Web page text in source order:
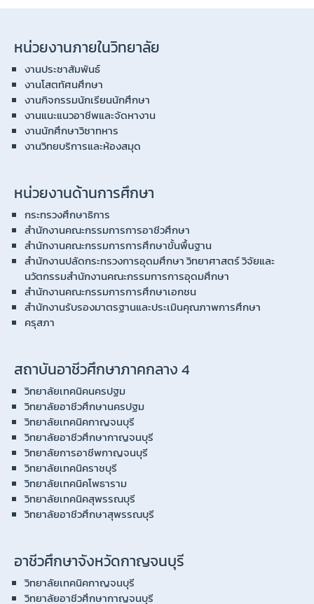
หน่วยงานภายในวิทยาลัย
งานประชาสัมพันธ์
งานโสตทัศนศึกษา
งานกิจกรรมนักเรียนนักศึกษา
งานแนะแนวอาชีพและจัดหางาน
งานนักศึกษาวิชาทหาร
งานวิทยบริการและห้องสมุด
หน่วยงานด้านการศึกษา
กระทรวงศึกษาธิการ
สำนักงานคณะกรรมการการอาชีวศึกษา
สำนักงานคณะกรรมการการศึกษาขั้นพื้นฐาน
สำนักงานปลัดกระทรวงการอุดมศึกษา วิทยาศาสตร์ วิจัยและ
นวัตกรรมสำนักงานคณะกรรมการการอุดมศึกษา
สำนักงานคณะกรรมการการศึกษาเอกชน
สำนักงานรับรองมาตรฐานและประเมินคุณภาพการศึกษา
ครุสภา
สถาบันอาชีวศึกษาภาคกลาง 4
วิทยาลัยเทคนิคนครปฐม
วิทยาลัยอาชีวศึกษานครปฐม
วิทยาลัยเทคนิคกาญจนบุรี
วิทยาลัยอาชีวศึกษากาญจนบุรี
วิทยาลัยการอาชีพกาญจนบุรี
วิทยาลัยเทคนิคราชบุรี
วิทยาลัยเทคนิคโพธาราม
วิทยาลัยเทคนิคสุพรรณบุรี
วิทยาลัยอาชีวศึกษาสุพรรณบุรี
อาชีวศึกษาจังหวัดกาญจนบุรี
วิทยาลัยเทคนิคกาญจนบุรี
วิทยาลัยอาชีวศึกษากาญจนบุรี